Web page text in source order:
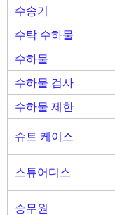
수송기
수탁 수하물
수하물
수하물 검사
수하물 제한
슈트 케이스
스튜어디스
승무원